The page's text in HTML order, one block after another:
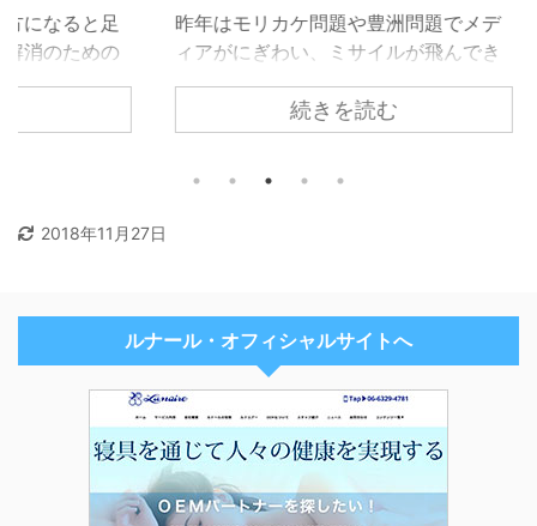
足
めの
さを
昨年はモリカケ問題や豊洲問題でメデ
ィアがにぎわい、ミサイルが飛んでき
たりヒアリが運ばれてきたりと色々悪
いニュースがありましたがニンテンド
ースイッチが爆発的にヒットしたり藤
す。僕もスプラトゥーンやってみたい
続きを読む
バタ
てい
皆さ
2018年11月27日
ルナール・オフィシャルサイトへ